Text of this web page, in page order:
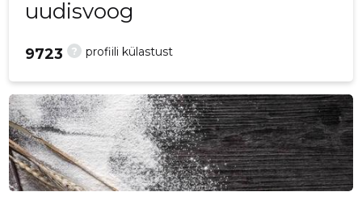
uudisvoog
? profiili külastust
9723